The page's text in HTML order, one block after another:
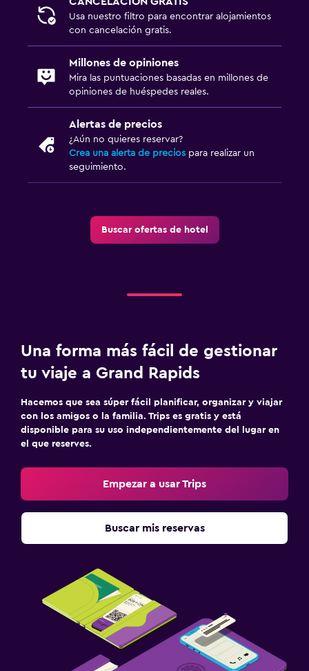
Piscina al aire libre
Aire libre
Sillas de playa
Gimnasio
Usa nuestro filtro para encontrar alojamientos
con cancelación gratis.
Millones de opiniones
Mira las puntuaciones basadas en millones de
opiniones de huéspedes reales.
Alertas de precios
¿Aún no quieres reservar?
Crea una alerta de precios para realizar un
seguimiento.
Buscar ofertas de hotel
Una forma más fácil de gestionar
tu viaje a Grand Rapids
Hacemos que sea súper fácil planificar, organizar y viajar
con los amigos o la familia. Trips es gratis y está
disponible para su uso independientemente del lugar en
el que reserves.
Empezar a usar Trips
Buscar mis reservas